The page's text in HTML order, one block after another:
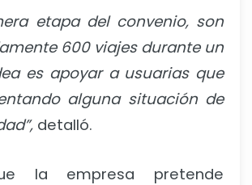
etapa del convenio, son
600 viajes durante un
es apoyar a usuarias que
alguna situación de
detalló.
la empresa pretende